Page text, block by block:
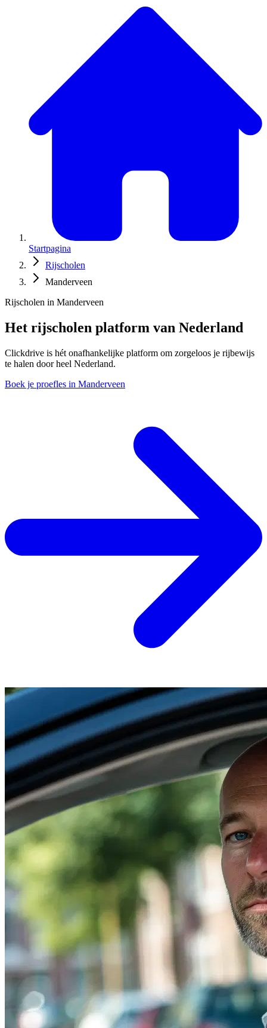
Startpagina
Rijscholen
Manderveen
Rijscholen in Manderveen
Het rijscholen platform van Nederland
Clickdrive is hét onafhankelijke platform om zorgeloos je rijbewijs
te halen door heel Nederland.
Boek je proefles in Manderveen